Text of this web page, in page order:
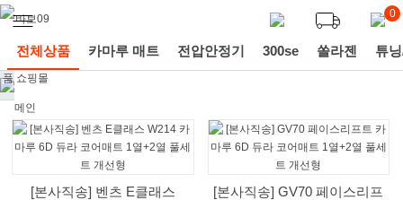
0
전체상품 카마루 매트 전압안정기 300se 쏠라젠 튜
[본사직송] 벤츠 E클래스
[본사직송] GV70 페이스리프